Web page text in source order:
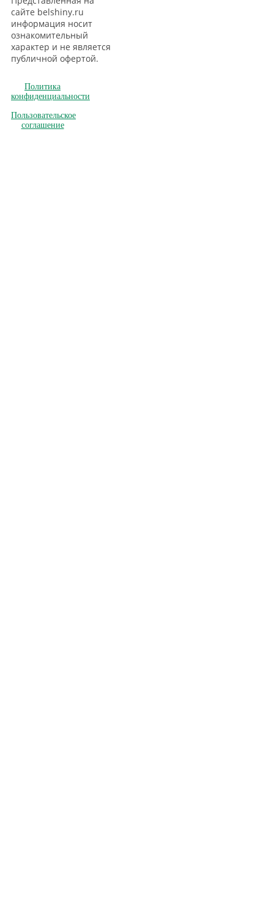
сайте belshiny.ru
информация носит
ознакомительный
характер и не является
публичной офертой.
Политика
конфиденциальности
Пользовательское
соглашение